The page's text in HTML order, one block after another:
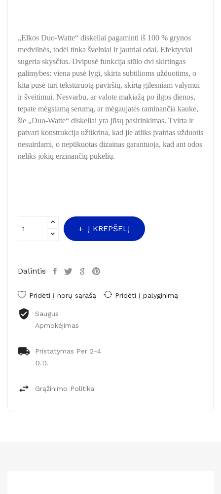
„Elkos Duo-Watte“ diskeliai pagaminti iš 100 % grynos
medvilnės, todėl tinka švelniai ir jautriai odai. Efektyviai
sugeria skysčius. Dvipusė funkcija siūlo dvi skirtingas
galimybes: viena pusė lygi, skirta subtilioms užduotims, o
kita pusė turi tekstūruotą paviršių, skirtą gilesniam valymui
ir šveitimui. Nesvarbu, ar valote makiažą po ilgos dienos,
tepate mėgstamą serumą, ar mėgaujatės raminančia kauke,
šie „Duo-Watte“ diskeliai yra jūsų pasirinkimas. Tvirta ir
patvari konstrukcija užtikrina, kad jie atliks įvairias užduotis
nesuirdami, o nepūkuotas dizainas garantuoja, kad ant odos
neliks jokių erzinančių pūkelių.
Į KREPŠELĮ
Dalintis
Pridėti į norų sąrašą Pridėti į palyginimą
Saugus
Apmokėjimas
Pristatymas Per 2-4
D.d.
Grąžinimo Politika